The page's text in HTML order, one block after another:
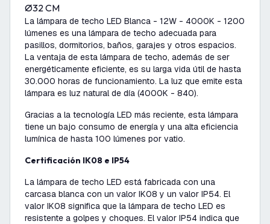
Ø32 CM
La lámpara de techo LED Blanca - 12W - 4000K - 1200
lúmenes es una lámpara de techo adecuada para
pasillos, dormitorios, baños, garajes y otros espacios.
La ventaja de esta lámpara de techo, además de ser
energéticamente eficiente, es su larga vida útil de hasta
30.000 horas de funcionamiento. La luz que emite esta
lámpara es luz natural de día (4000K - 840).
Gracias a la tecnología LED más reciente, esta lámpara
tiene un bajo consumo de energía y una alta eficiencia
lumínica de hasta 100 lúmenes por vatio.
Certificación IK08 e IP54
La lámpara de techo LED está fabricada con una
carcasa blanca con un valor IK08 y un valor IP54. El
valor IK08 significa que la lámpara de techo LED es
resistente a golpes y choques. El valor IP54 indica que